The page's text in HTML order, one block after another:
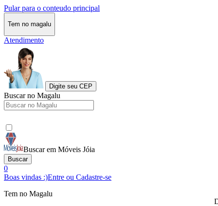
Pular para o conteudo principal
Tem no magalu
Atendimento
Digite seu CEP
Buscar no Magalu
Buscar em Móveis Jóia
Buscar
0
Boas vindas :)Entre ou Cadastre-se
Tem no Magalu